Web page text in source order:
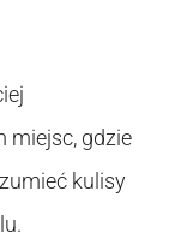
miejsc, gdzie
kulisy